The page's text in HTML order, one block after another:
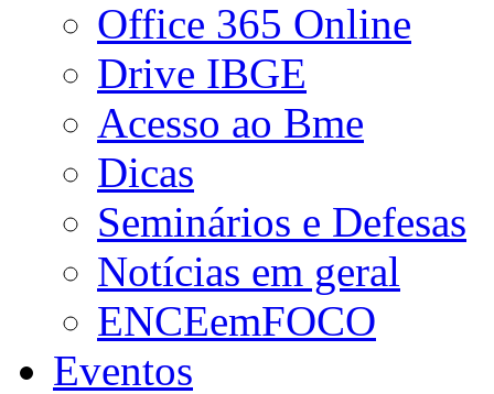
Office 365 Online
Drive IBGE
Acesso ao Bme
Dicas
Seminários e Defesas
Notícias em geral
ENCEemFOCO
Eventos